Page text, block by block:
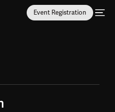
Event Registration